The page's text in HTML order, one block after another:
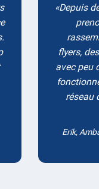
Depuis
flyers,
avec peu
réseau
Erik,